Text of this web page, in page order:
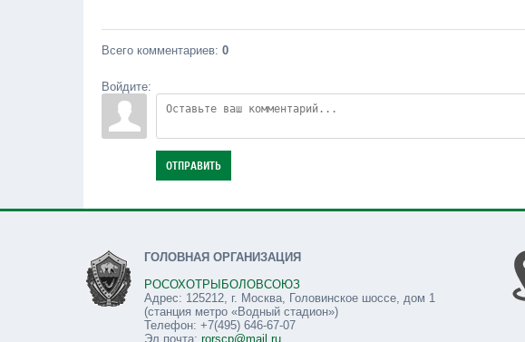
Всего комментариев: 0
Войдите:
ОТПРАВИТЬ
ГОЛОВНАЯ ОРГАНИЗАЦИЯ
РОСОХОТРЫБОЛОВСОЮЗ
Адрес: 125212, г. Москва, Головинское шоссе, дом 1
(станция метро «Водный стадион»)
Телефон: +7(495) 646-67-07
Эл.почта: rorscp@mail.ru